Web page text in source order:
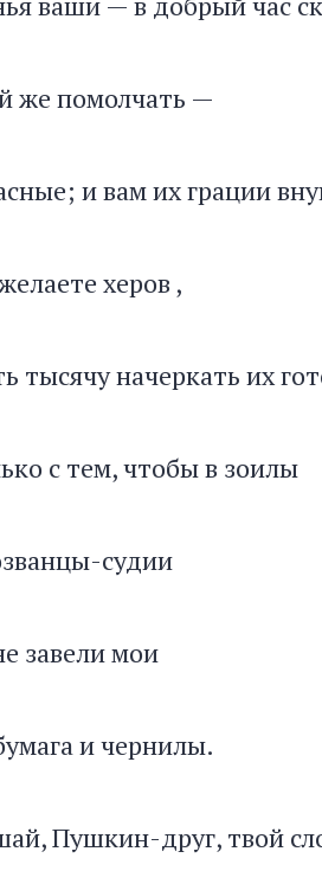
же помолчать —
и вам их грации
херов ,
тысячу начеркать их
с тем, чтобы в зоилы
судии
завели мои
и чернилы.
Пушкин-друг, твой